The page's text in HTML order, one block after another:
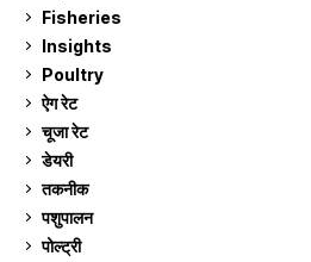
Fisheries
Insights
Poultry
ऐग रेट
चूजा रेट
डेयरी
तकनीक
पशुपालन
पोल्ट्री